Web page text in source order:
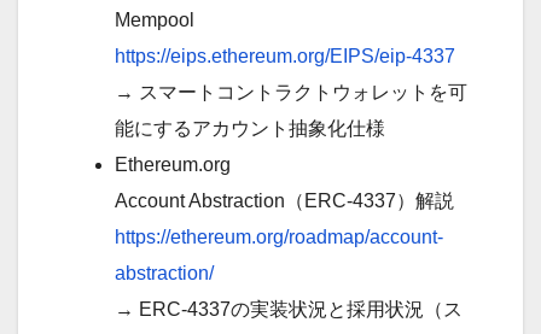
Mempool
https://eips.ethereum.org/EIPS/eip-4337
→ スマートコントラクトウォレットを可
能にするアカウント抽象化仕様
Ethereum.org
Account Abstraction（ERC-4337）解説
https://ethereum.org/roadmap/account-
abstraction/
→ ERC-4337の実装状況と採用状況（ス